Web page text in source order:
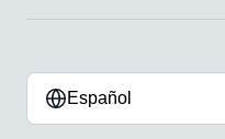
Español